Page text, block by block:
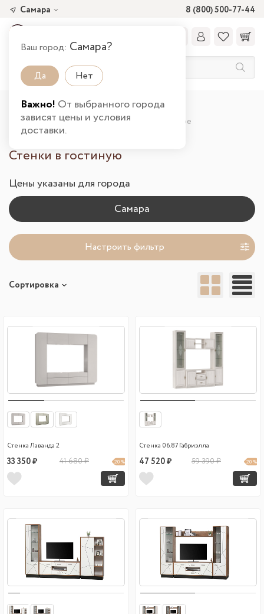
8 (800) 500-77-44
Самара
Ваш город: Самара?
Да Нет
Важно! От выбранного города
зависят цены и условия
доставки.
Главная Каталог товаров
Гостиная
Стенки в гостиную от производителя в Самаре
Стенки в гостиную
Цены указаны для города
Настроить фильтр
Сортировка
Стенка Лаванда 2
33 350 ₽ 41 680 ₽ 20 %
Стенка 06.87 Габриэлла
47 520 ₽ 59 390 ₽ 20 %